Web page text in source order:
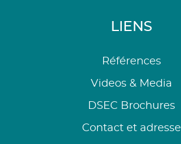
LIENS
Références
Videos & Media
DSEC Brochures
Contact et adresse